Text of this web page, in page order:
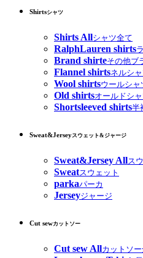
Shirtsシャツ
Shirts Allシャツ全て
RalphLauren shirts
Brand shirteその他ブ
Flannel shirtsネルシ
Wool shirtsウールシャ
Old shirtsオールドシ
Shortsleeved shirts半
Sweat&Jerseyスウェット&ジャージ
Sweat&Jersey Allス
Sweatスウェット
parkaパーカ
Jerseyジャージ
Cut sewカットソー
Cut sew Allカットソ